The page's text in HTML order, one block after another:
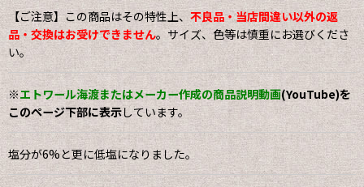
【ご注意】この商品はその特性上、不良品・当店間違い以外の返
品・交換はお受けできません。サイズ、色等は慎重にお選びくださ
い。
※エトワール海渡またはメーカー作成の商品説明動画(YouTube)を
このページ下部に表示しています。
塩分が6%と更に低塩になりました。